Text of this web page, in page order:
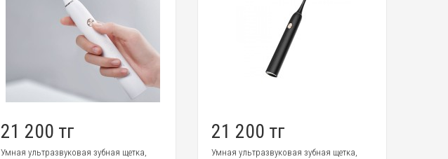
21 200 тг
Умная ультразвуковая зубная щетка,
21 200 тг
Умная ультразвуковая зубная щетка,